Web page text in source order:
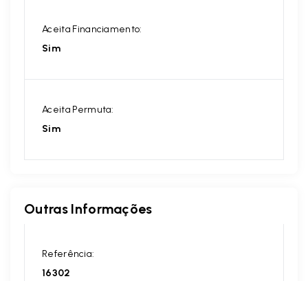
Aceita Financiamento:
Sim
Aceita Permuta:
Sim
Outras Informações
Referência:
16302